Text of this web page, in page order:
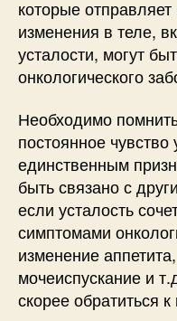
которые
изменения в теле,
усталости, могут
онкологического
Необходимо
постоянное чувство
единственным
быть связано с
если усталость
симптомами
изменение
мочеиспускание и
скорее обратиться к